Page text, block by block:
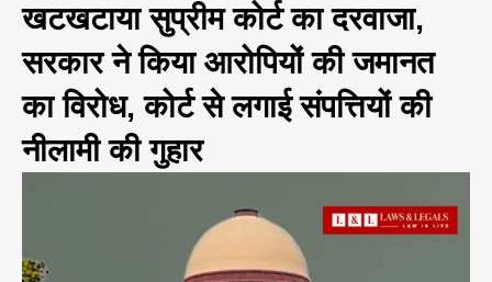
खटखटाया सुप्रीम कोर्ट का दरवाजा,
सरकार ने किया आरोपियों की जमानत
का विरोध, कोर्ट से लगाई संपत्तियों की
नीलामी की गुहार